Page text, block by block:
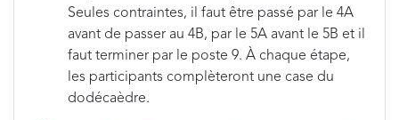
Seules contraintes, il faut être passé par le 4A
avant de passer au 4B, par le 5A avant le 5B et il
faut terminer par le poste 9. À chaque étape,
les participants complèteront une case du
dodécaèdre.